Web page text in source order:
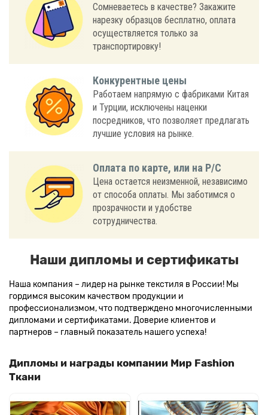
Сомневаетесь в качестве? Закажите
нарезку образцов бесплатно, оплата
осуществляется только за
транспортировку!
Конкурентные цены
Работаем напрямую с фабриками Китая
и Турции, исключены наценки
посредников, что позволяет предлагать
лучшие условия на рынке.
Оплата по карте, или на Р/С
Цена остается неизменной, независимо
от способа оплаты. Мы заботимся о
прозрачности и удобстве
сотрудничества.
Наши дипломы и сертификаты
Наша компания – лидер на рынке текстиля в России! Мы
гордимся высоким качеством продукции и
профессионализмом, что подтверждено многочисленными
дипломами и сертификатами. Доверие клиентов и
партнеров – главный показатель нашего успеха!
Дипломы и награды компании Мир Fashion
Ткани